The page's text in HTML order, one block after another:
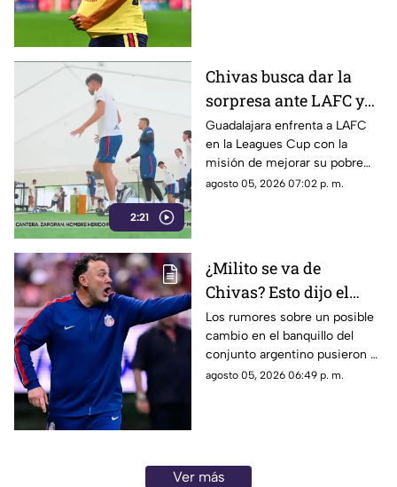
2:21
Chivas busca dar la
sorpresa ante LAFC y
romper su mala racha
en la Leagues Cup
Guadalajara enfrenta a LAFC
en la Leagues Cup con la
misión de mejorar su pobre
historial en el torneo y
agosto 05, 2026 07:02 p. m.
¿Milito se va de
Chivas? Esto dijo el
técnico argentino sobre
la posibilidad de dirigir
a River Plate
Los rumores sobre un posible
cambio en el banquillo del
conjunto argentino pusieron el
nombre del entrenador
agosto 05, 2026 06:49 p. m.
Ver más